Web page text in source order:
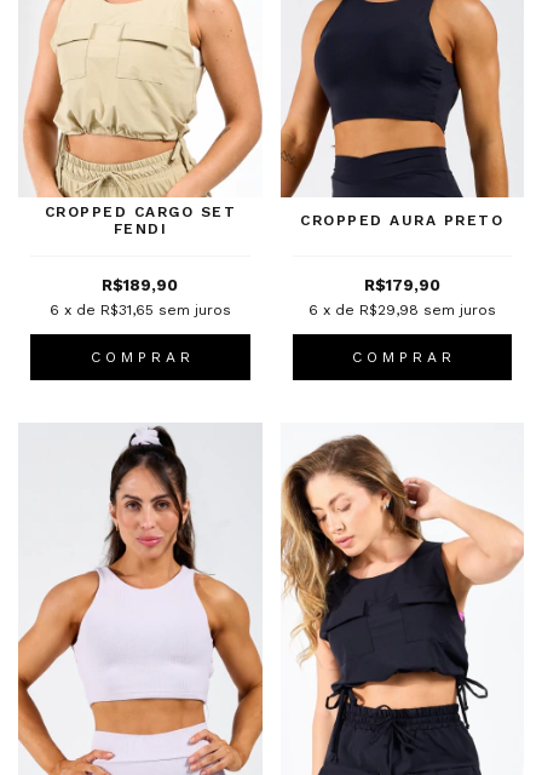
CROPPED CARGO SET
FENDI
R$189,90
6 x de R$31,65 sem juros
C O M P R A R
CROPPED AURA PRETO
R$179,90
6 x de R$29,98 sem juros
C O M P R A R